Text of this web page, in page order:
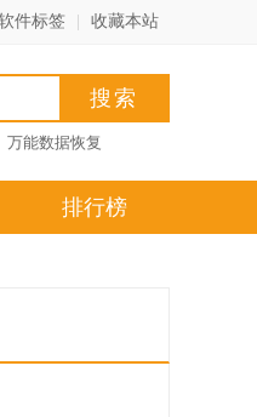
件标签 收藏本站
万能数据恢复
排行榜